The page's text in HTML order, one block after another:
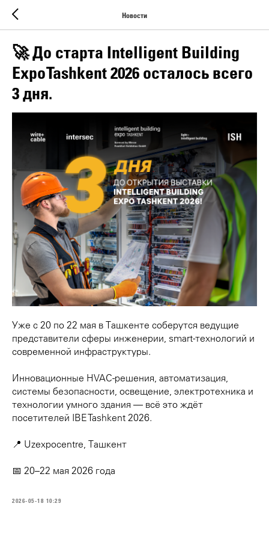
Новости
🚀 До старта Intelligent Building
Expo Tashkent 2026 осталось всего
3 дня.
Уже с 20 по 22 мая в Ташкенте соберутся ведущие
представители сферы инженерии, smart-технологий и
современной инфраструктуры.
Инновационные HVAC-решения, автоматизация,
системы безопасности, освещение, электротехника и
технологии умного здания — всё это ждёт
посетителей IBE Tashkent 2026.
📍 Uzexpocentre, Ташкент
📅 20–22 мая 2026 года
2026-05-18 10:29